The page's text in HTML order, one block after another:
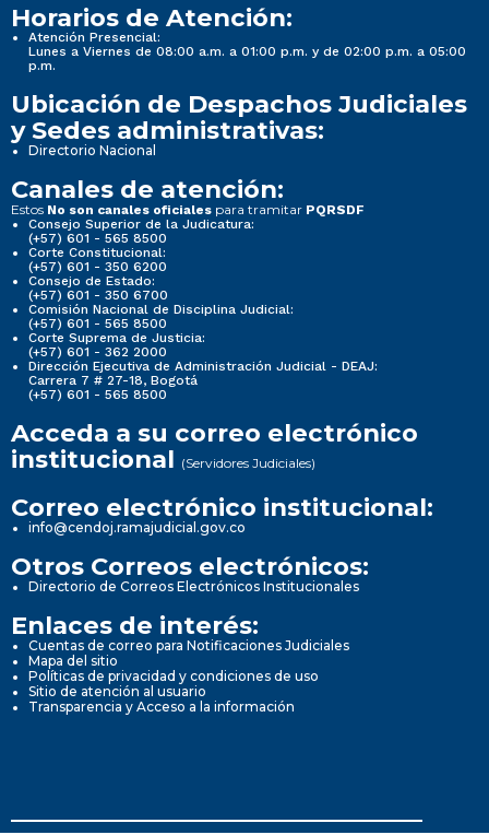
Horarios de Atención:
Atención Presencial:
Lunes a Viernes de 08:00 a.m. a 01:00 p.m. y de 02:00 p.m. a 05:00
p.m.
Ubicación de Despachos Judiciales
y Sedes administrativas:
Directorio Nacional
Canales de atención:
Estos No son canales oficiales para tramitar PQRSDF
Consejo Superior de la Judicatura:
(+57) 601 - 565 8500
Corte Constitucional:
(+57) 601 - 350 6200
Consejo de Estado:
(+57) 601 - 350 6700
Comisión Nacional de Disciplina Judicial:
(+57) 601 - 565 8500
Corte Suprema de Justicia:
(+57) 601 - 362 2000
Dirección Ejecutiva de Administración Judicial - DEAJ:
Carrera 7 # 27-18, Bogotá
(+57) 601 - 565 8500
Acceda a su correo electrónico
institucional (Servidores Judiciales)
Correo electrónico institucional:
info@cendoj.ramajudicial.gov.co
Otros Correos electrónicos:
Directorio de Correos Electrónicos Institucionales
Enlaces de interés:
Cuentas de correo para Notificaciones Judiciales
Mapa del sitio
Políticas de privacidad y condiciones de uso
Sitio de atención al usuario
Transparencia y Acceso a la información